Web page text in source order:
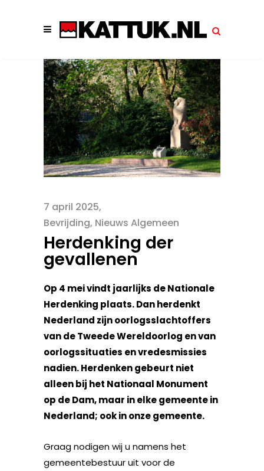
7 april 2025
Bevrijding, Nieuws Algemeen
Herdenking der
gevallenen
Op 4 mei vindt jaarlijks de Nationale
Herdenking plaats. Dan herdenkt
Nederland zijn oorlogsslachtoffers
van de Tweede Wereldoorlog en van
oorlogssituaties en vredesmissies
nadien. Herdenken gebeurt niet
alleen bij het Nationaal Monument
op de Dam, maar in elke gemeente in
Nederland; ook in onze gemeente.
Graag nodigen wij u namens het
gemeentebestuur uit voor de